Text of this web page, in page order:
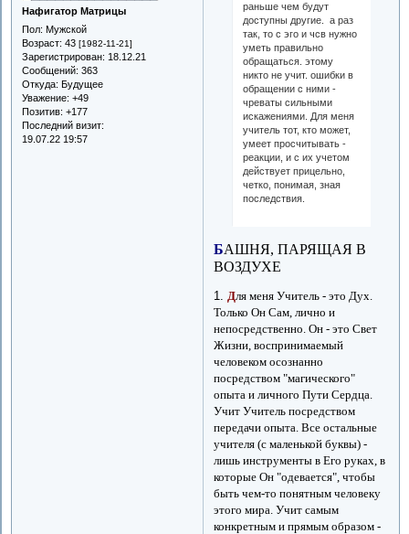
Нафигатор Матрицы
Пол: Мужской
Возраст: 43 [1982-11-21]
Зарегистрирован: 18.12.21
Сообщений: 363
Откуда: Будущее
Уважение: +49
Позитив: +177
Последний визит:
19.07.22 19:57
раньше чем будут
доступны другие. а раз
так, то с эго и чсв нужно
уметь правильно
обращаться. этому
никто не учит. ошибки в
обращении с ними -
чреваты сильными
искажениями. Для меня
учитель тот, кто может,
умеет просчитывать -
реакции, и с их учетом
действует прицельно,
четко, понимая, зная
последствия.
БАШНЯ, ПАРЯЩАЯ В
ВОЗДУХЕ
1. Для меня Учитель - это Дух.
Только Он Сам, лично и
непосредственно. Он - это Свет
Жизни, воспринимаемый
человеком осознанно
посредством "магического"
опыта и личного Пути Сердца.
Учит Учитель посредством
передачи опыта. Все остальные
учителя (с маленькой буквы) -
лишь инструменты в Его руках, в
которые Он "одевается", чтобы
быть чем-то понятным человеку
этого мира. Учит самым
конкретным и прямым образом -